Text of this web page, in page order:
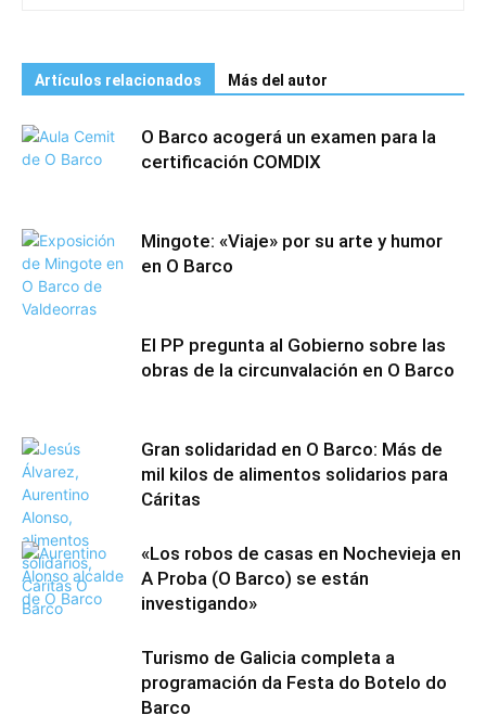
Artículos relacionados Más del autor
O Barco acogerá un examen para la
certificación COMDIX
Mingote: «Viaje» por su arte y humor
en O Barco
El PP pregunta al Gobierno sobre las
obras de la circunvalación en O Barco
Gran solidaridad en O Barco: Más de
mil kilos de alimentos solidarios para
Cáritas
«Los robos de casas en Nochevieja en
A Proba (O Barco) se están
investigando»
Turismo de Galicia completa a
programación da Festa do Botelo do
Barco